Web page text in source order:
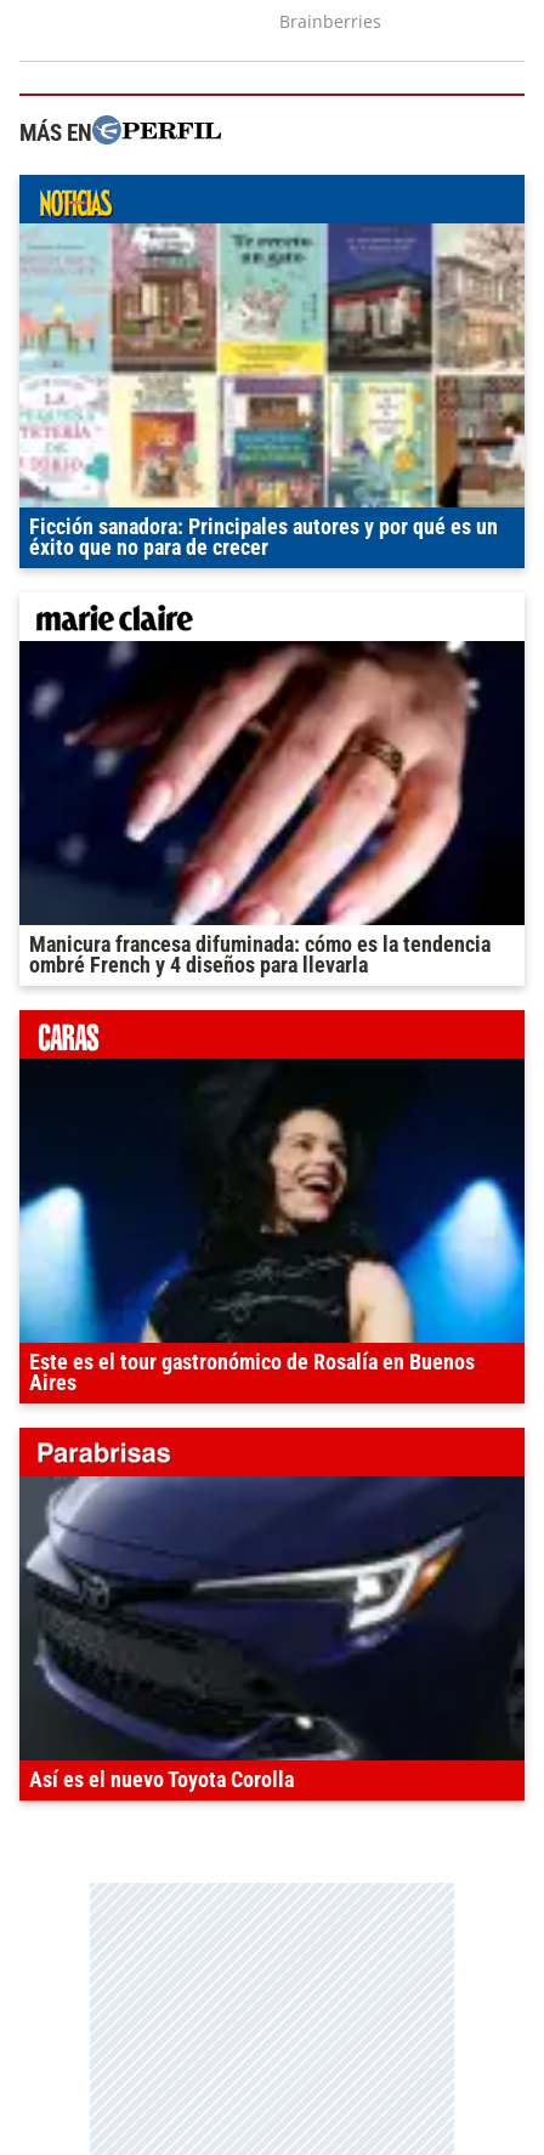
MÁS EN
Ficción sanadora: Principales autores y por qué es un
éxito que no para de crecer
Manicura francesa difuminada: cómo es la tendencia
ombré French y 4 diseños para llevarla
Este es el tour gastronómico de Rosalía en Buenos
Aires
Así es el nuevo Toyota Corolla